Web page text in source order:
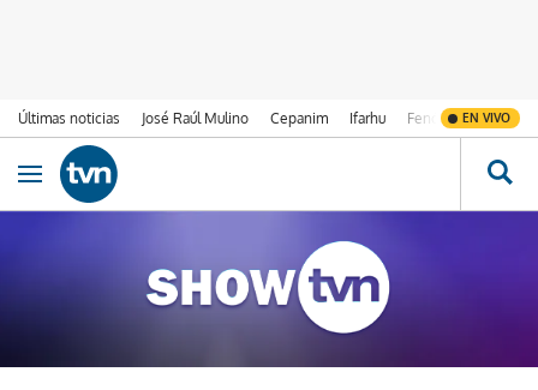
Últimas noticias José Raúl Mulino Cepanim Ifarhu Fenómeno de El
EN VIVO
Ir al contenido
Obrir navegació